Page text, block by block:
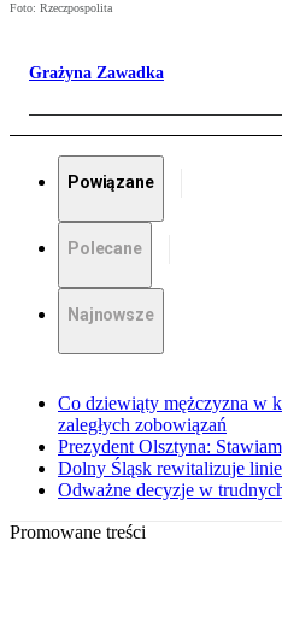
Foto: Rzeczpospolita
Grażyna Zawadka
Powiązane
Polecane
Najnowsze
Co dziewiąty mężczyzna w
zaległych zobowiązań
Prezydent Olsztyna:
Dolny Śląsk rewitalizuje
Odważne decyzje w
Promowane treści